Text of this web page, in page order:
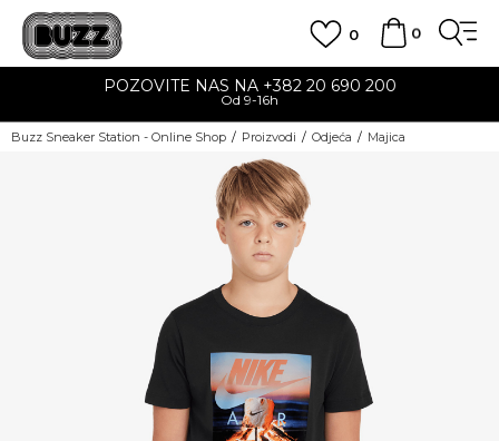
0
0
POZOVITE NAS NA +382 20 690 200
Od 9-16h
Buzz Sneaker Station - Online Shop Proizvodi Odjeća Majica